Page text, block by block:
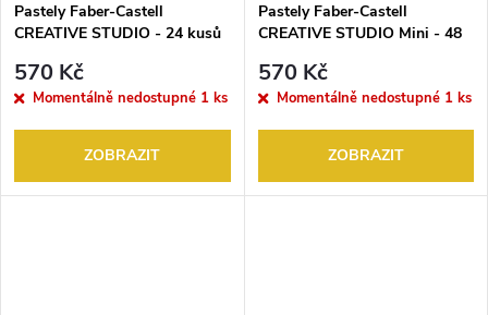
Pastely Faber-Castell
CREATIVE STUDIO - 24 kusů
570 Kč
Momentálně nedostupné 1 ks
ZOBRAZIT
Pastely Faber-Castell
CREATIVE STUDIO Mini - 48
570 Kč
Momentálně nedostupné 1 ks
ZOBRAZIT